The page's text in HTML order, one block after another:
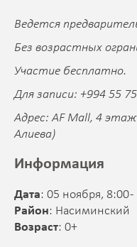
Ведется
Без возрастных
Участие бесплатно.
Для записи: +994 55
Адрес: AF Mall, 4
Алиева)
Информация
Дата: 05 ноября, 8:00
Район: Насиминский
Возраст: 0+